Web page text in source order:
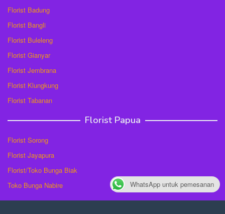
Florist Badung
Florist Bangli
Florist Buleleng
Florist Gianyar
Florist Jembrana
Florist Klungkung
Florist Tabanan
Florist Papua
Florist Sorong
Florist Jayapura
Florist/Toko Bunga Biak
Toko Bunga Nabire
WhatsApp untuk pemesanan